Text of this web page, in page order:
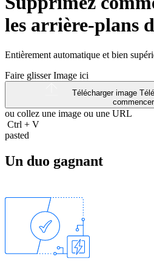
les arrière-plans
Entièrement automatique et bien
Faire glisser Image ici
Télécharger image
ou collez une image ou une URL
Ctrl + V
pasted
Un duo gagnant